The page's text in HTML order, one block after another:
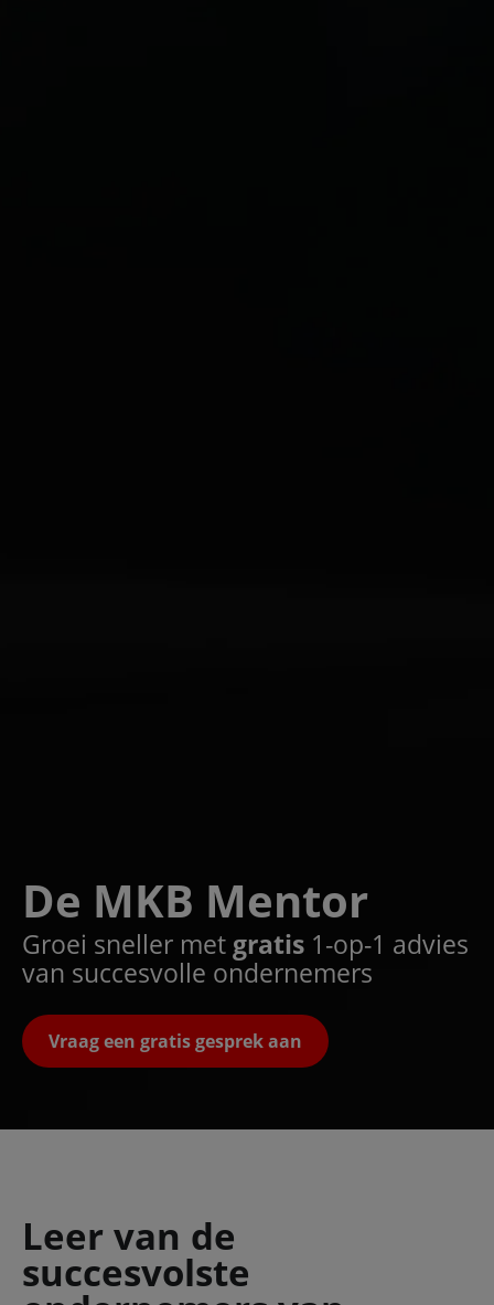
De MKB Mentor
Groei sneller met gratis 1-op-1 advies
van succesvolle ondernemers
Vraag een gratis gesprek aan
Leer van de
succesvolste